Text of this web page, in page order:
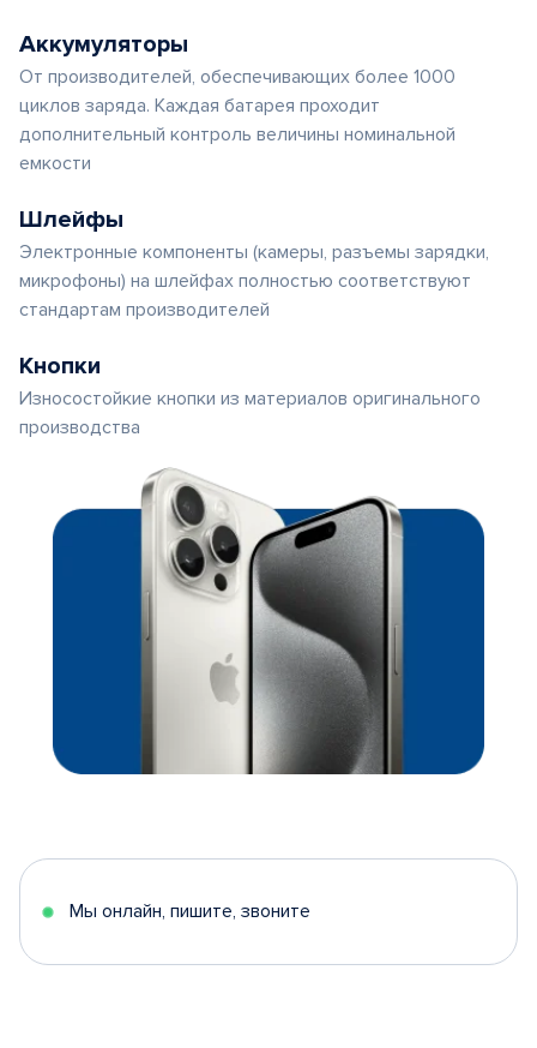
Аккумуляторы
От производителей, обеспечивающих более 1000
циклов заряда. Каждая батарея проходит
дополнительный контроль величины номинальной
емкости
Шлейфы
Электронные компоненты (камеры, разъемы зарядки,
микрофоны) на шлейфах полностью соответствуют
стандартам производителей
Кнопки
Износостойкие кнопки из материалов оригинального
производства
Мы онлайн, пишите, звоните